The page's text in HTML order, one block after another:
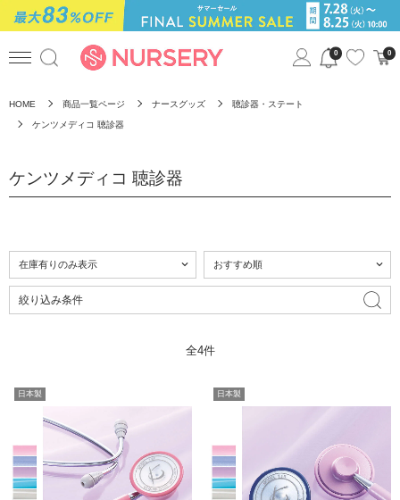
0 0
HOME 商品一覧ページ ナースグッズ 聴診器・ステート
ケンツメディコ 聴診器
ケンツメディコ 聴診器
絞り込み条件
全4件
日本製 日本製